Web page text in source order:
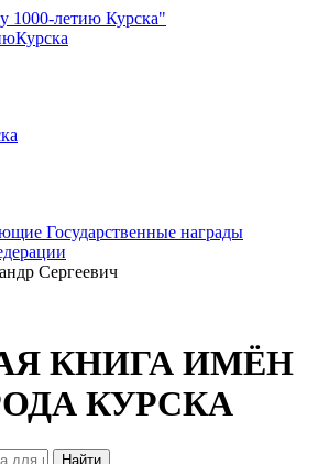
Государственные награды
Сергеевич
КНИГА ИМЁН
КУРСКА
Найти